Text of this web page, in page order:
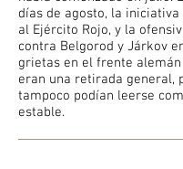
días de agosto, la iniciativa
al Ejército Rojo, y la
contra Belgorod y Járkov
grietas en el frente
eran una retirada general,
tampoco podían leerse
estable.